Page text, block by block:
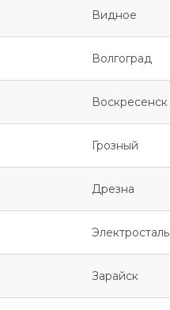
Видное
Волгоград
Воскресенск
Грозный
Дрезна
Электросталь
Зарайск